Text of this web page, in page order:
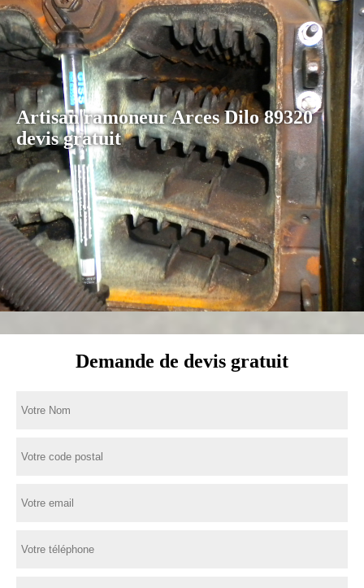
Artisan ramoneur Arces Dilo 89320
devis gratuit
Demande de devis gratuit